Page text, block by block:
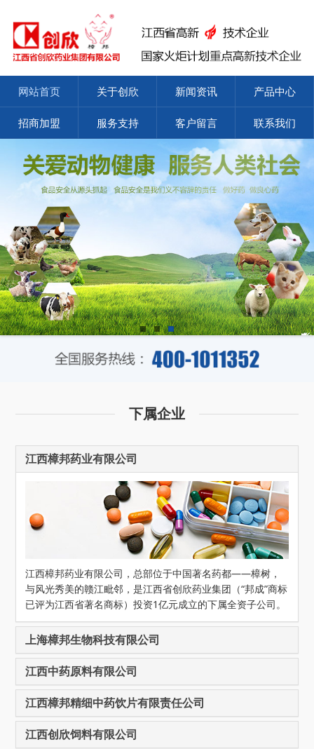
网站首页 关于创欣 新闻资讯 产品中心
招商加盟 服务支持 客户留言 联系我们
下属企业
江西樟邦药业有限公司
江西樟邦药业有限公司，总部位于中国著名药都——樟树，
与风光秀美的赣江毗邻，是江西省创欣药业集团（“邦成”商标
已评为江西省著名商标）投资1亿元成立的下属全资子公司。
上海樟邦生物科技有限公司
江西中药原料有限公司
江西樟邦精细中药饮片有限责任公司
江西创欣饲料有限公司